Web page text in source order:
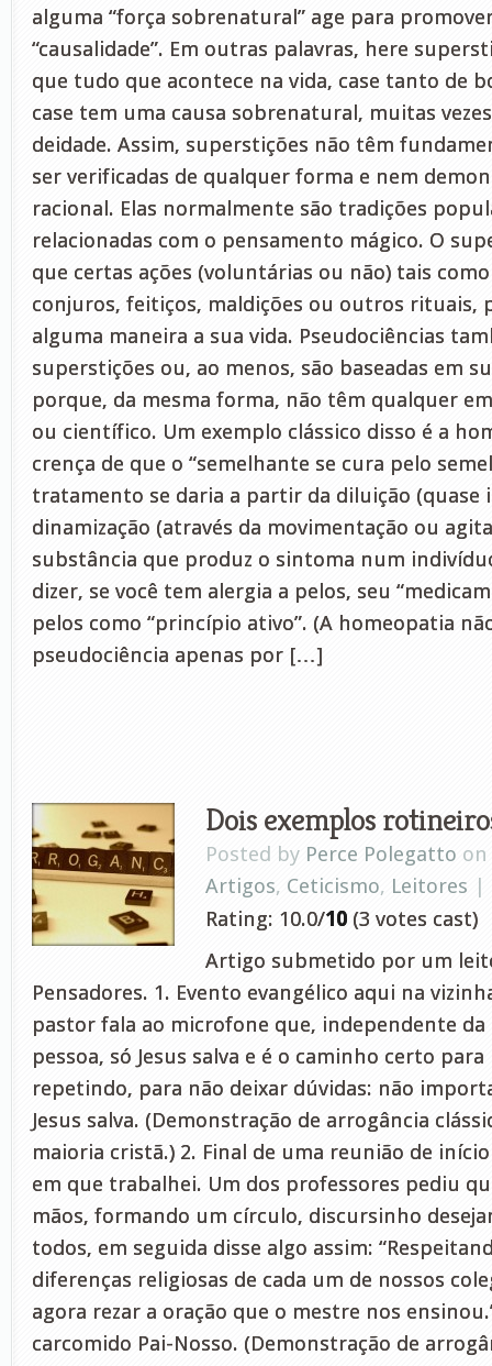
alguma “força sobrenatural” age para
“causalidade”. Em outras palavras, here
que tudo que acontece na vida, case tanto de
case tem uma causa sobrenatural, muitas
deidade. Assim, superstições não têm
ser verificadas de qualquer forma e nem
racional. Elas normalmente são tradições
relacionadas com o pensamento mágico. O
que certas ações (voluntárias ou não) tais
conjuros, feitiços, maldições ou outros rituais,
alguma maneira a sua vida. Pseudociências
superstições ou, ao menos, são baseadas em
porque, da mesma forma, não têm qualquer
ou científico. Um exemplo clássico disso é a
crença de que o “semelhante se cura pelo
tratamento se daria a partir da diluição (quase
dinamização (através da movimentação ou
substância que produz o sintoma num
dizer, se você tem alergia a pelos, seu
pelos como “princípio ativo”. (A homeopatia
pseudociência apenas por […]
Dois exemplos
Posted by Perce Polegatto on
Artigos, Ceticismo, Leitores |
Rating: 10.0/10 (3 votes cast)
Artigo submetido por um
Pensadores. 1. Evento evangélico aqui na
pastor fala ao microfone que, independente
pessoa, só Jesus salva e é o caminho certo
repetindo, para não deixar dúvidas: não
Jesus salva. (Demonstração de arrogância
maioria cristã.) 2. Final de uma reunião de
em que trabalhei. Um dos professores pediu
mãos, formando um círculo, discursinho
todos, em seguida disse algo assim:
diferenças religiosas de cada um de nossos
agora rezar a oração que o mestre nos
carcomido Pai-Nosso. (Demonstração de